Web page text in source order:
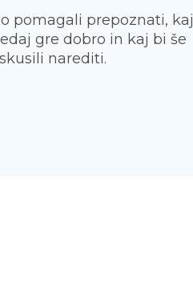
pomagali prepoznati, kaj
gre dobro in kaj bi še
narediti.